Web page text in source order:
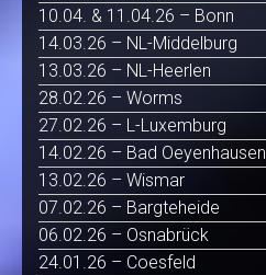
10.04. & 11.04.26 – Bonn
14.03.26 – NL-Middelburg
13.03.26 – NL-Heerlen
28.02.26 – Worms
27.02.26 – L-Luxemburg
14.02.26 – Bad Oeyenhausen
13.02.26 – Wismar
07.02.26 – Bargteheide
06.02.26 – Osnabrück
24.01.26 – Coesfeld